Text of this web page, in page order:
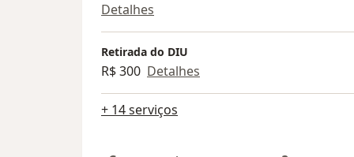
Detalhes
Retirada do DIU
R$ 300 Detalhes
+ 14 serviços